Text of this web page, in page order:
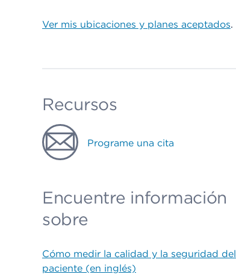
Ver mis ubicaciones y planes aceptados.
Recursos
Programe una cita
Encuentre información
sobre
Cómo medir la calidad y la seguridad del
paciente (en inglés)